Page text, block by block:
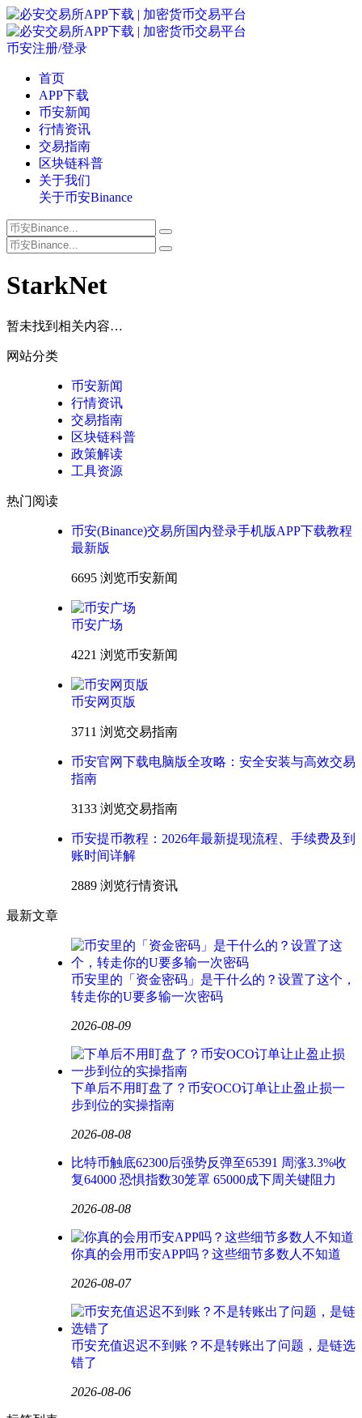
币安注册/登录
首页
APP下载
币安新闻
行情资讯
交易指南
区块链科普
关于我们
关于币安Binance
StarkNet
暂未找到相关内容…
网站分类
币安新闻
行情资讯
交易指南
区块链科普
政策解读
工具资源
热门阅读
币安(Binance)交易所国内登录手机版APP下载教程
最新版
6695 浏览币安新闻
币安广场
4221 浏览币安新闻
币安网页版
3711 浏览交易指南
币安官网下载电脑版全攻略：安全安装与高效交易
指南
3133 浏览交易指南
币安提币教程：2026年最新提现流程、手续费及到
账时间详解
2889 浏览行情资讯
最新文章
币安里的「资金密码」是干什么的？设置了这个，
转走你的U要多输一次密码
2026-08-09
下单后不用盯盘了？币安OCO订单让止盈止损一
步到位的实操指南
2026-08-08
比特币触底62300后强势反弹至65391 周涨3.3%收
复64000 恐惧指数30笼罩 65000成下周关键阻力
2026-08-08
你真的会用币安APP吗？这些细节多数人不知道
2026-08-07
币安充值迟迟不到账？不是转账出了问题，是链选
错了
2026-08-06